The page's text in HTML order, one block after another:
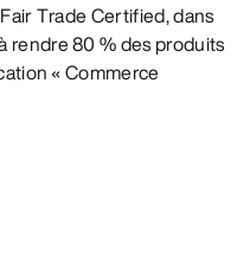
Trade Certified, dans
rendre 80 % des produits
« Commerce